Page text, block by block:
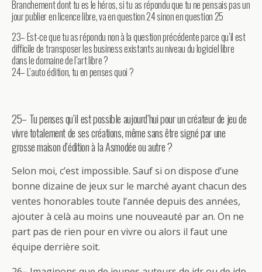
Branchement dont tu es le héros, si tu as répondu que tu ne pensais pas un
jour publier en licence libre, va en question 24 sinon en question 25
23– Est-ce que tu as répondu non à la question précédente parce qu’il est
difficile de transposer les business existants au niveau du logiciel libre
dans le domaine de l’art libre ?
24– L’auto édition, tu en penses quoi ?
25– Tu penses qu’il est possible aujourd’hui pour un créateur de jeu de
vivre totalement de ses créations, même sans être signé par une
grosse maison d’édition à la Asmodée ou autre ?
Selon moi, c’est impossible. Sauf si on dispose d’une
bonne dizaine de jeux sur le marché ayant chacun des
ventes honorables toute l’année depuis des années,
ajouter à celà au moins une nouveauté par an. On ne
part pas de rien pour en vivre ou alors il faut une
équipe derrière soit.